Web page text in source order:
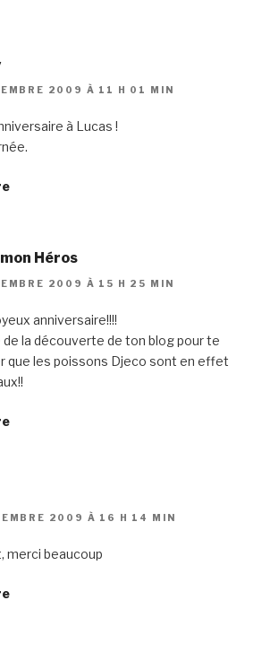
2009 À 11 H 01 MIN
à Lucas !
Héros
2009 À 15 H 25 MIN
anniversaire!!!!
la découverte de ton blog pour te
que les poissons Djeco sont en effet
2009 À 16 H 14 MIN
merci beaucoup